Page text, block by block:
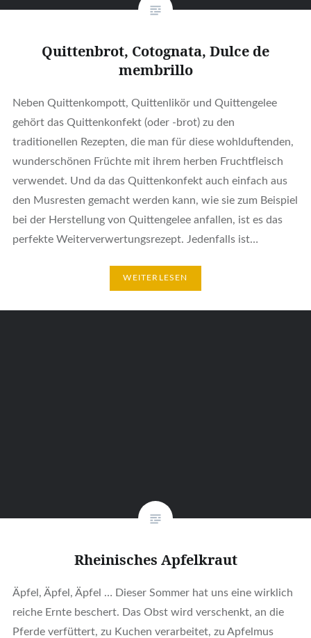
Quittenbrot, Cotognata, Dulce de
membrillo
Neben Quittenkompott, Quittenlikör und Quittengelee
gehört das Quittenkonfekt (oder -brot) zu den
traditionellen Rezepten, die man für diese wohlduftenden,
wunderschönen Früchte mit ihrem herben Fruchtfleisch
verwendet. Und da das Quittenkonfekt auch einfach aus
den Musresten gemacht werden kann, wie sie zum Beispiel
bei der Herstellung von Quittengelee anfallen, ist es das
perfekte Weiterverwertungsrezept. Jedenfalls ist…
WEITERLESEN
Rheinisches Apfelkraut
Äpfel, Äpfel, Äpfel … Dieser Sommer hat uns eine wirklich
reiche Ernte beschert. Das Obst wird verschenkt, an die
Pferde verfüttert, zu Kuchen verarbeitet, zu Apfelmus